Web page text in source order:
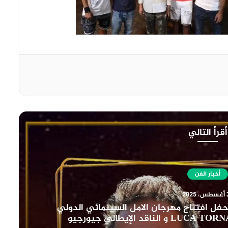
أقرأ التالي
أخبار الفن
30 أغسطس، 2025
يعرض فيلم ” تمساح النيل ” بسينما الهناجر السبت